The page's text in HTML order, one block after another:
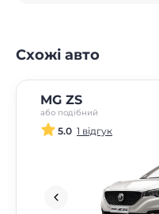
Схожі авто
MG ZS
або подібний
5.0 1 відгук